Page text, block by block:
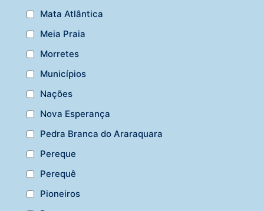
Mata Atlântica
Meia Praia
Morretes
Municípios
Nações
Nova Esperança
Pedra Branca do Araraquara
Pereque
Perequê
Pioneiros